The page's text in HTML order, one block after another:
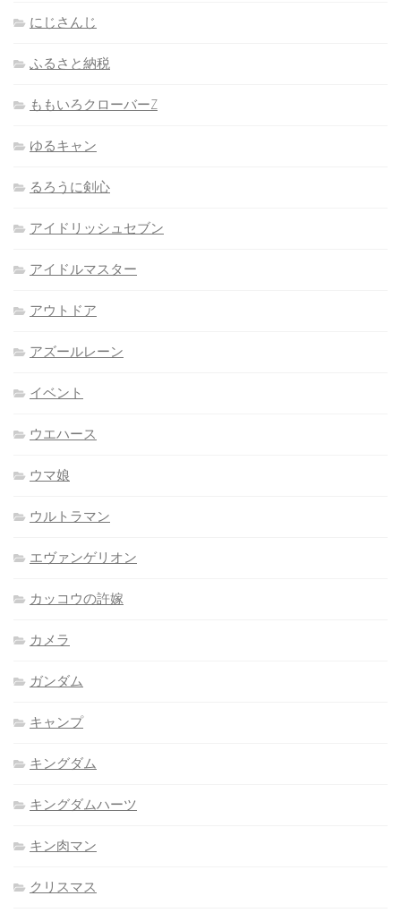
にじさんじ
ふるさと納税
ももいろクローバーZ
ゆるキャン
るろうに剣心
アイドリッシュセブン
アイドルマスター
アウトドア
アズールレーン
イベント
ウエハース
ウマ娘
ウルトラマン
エヴァンゲリオン
カッコウの許嫁
カメラ
ガンダム
キャンプ
キングダム
キングダムハーツ
キン肉マン
クリスマス